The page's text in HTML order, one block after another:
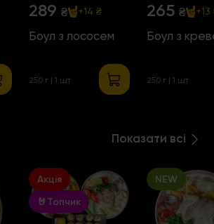
289 ₴ +14 ₴
Боул з лососем
250 г | 1 шт
265 ₴ +13
Боул з
250 г | 1 шт
Показати всі
Акція
🤘Топчик
NEW